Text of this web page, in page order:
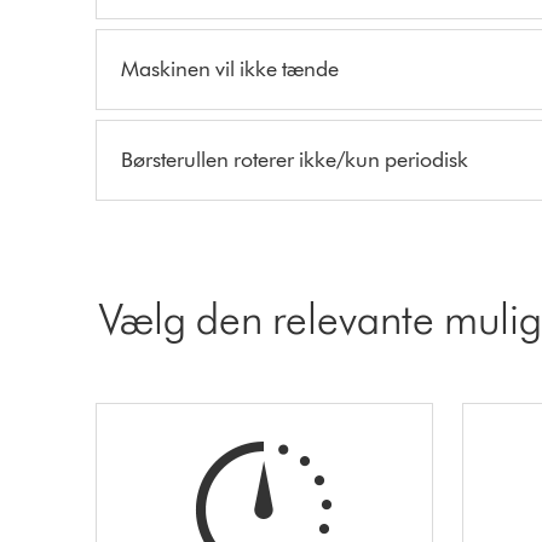
Maskinen vil ikke tænde
Børsterullen roterer ikke/kun periodisk
Vælg den relevante